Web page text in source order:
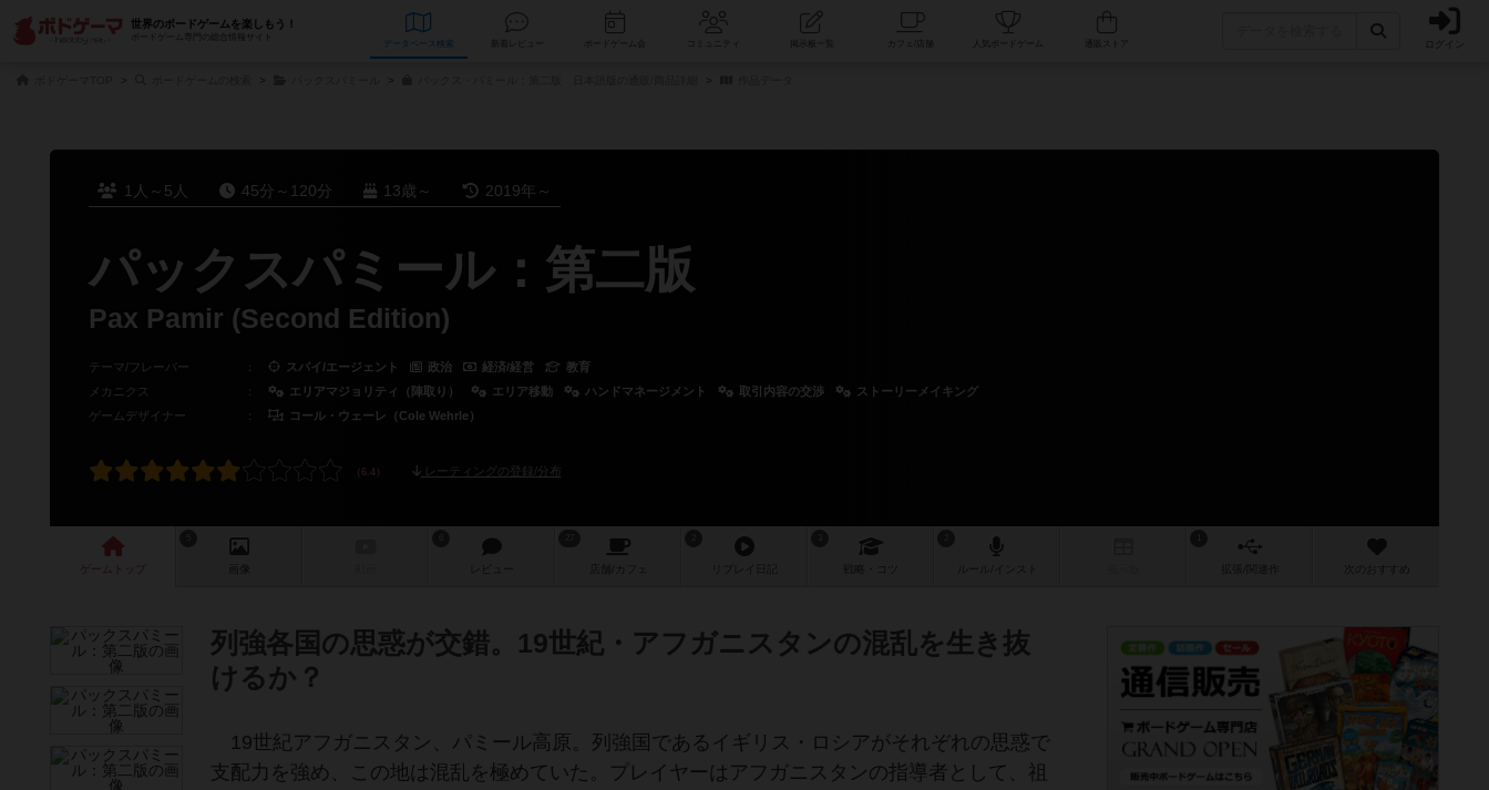
世界のボードゲームを楽しもう！
ボードゲーム専門の総合情報サイト
データベース コミュニティ 人気ボードゲーム ログイン
1人～5人 45分～120分 13歳～ 2019年～
パックスパミール：第二版
Pax Pamir (Second Edition)
テーマ/フレーバー ： スパイ/エージェント 政治 経済/経営
教育
メカニクス
： エリアマジョリティ（陣取り） エリア移動 ハンドマネージメント 取引内容の交渉
ストーリーメイキング
ゲームデザイナー
： コール・ウェーレ（Cole Wehrle）
レーティングの登録/分布
ゲーム 画像 レビュー 店舗/ カフェ 戦略 作 次のおすすめ
列強各国の思惑が交錯。19世紀・アフガニスタンの混乱を生き抜
けるか？
19世紀アフガニスタン、パミール高原。列強国であるイギリス・ロシアがそれぞれの思惑で
支配力を強め、この地は混乱を極めていた。プレイヤーはアフガニスタンの指導者として、祖